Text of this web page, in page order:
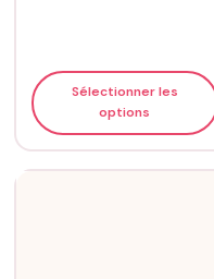
Sélectionner les
options